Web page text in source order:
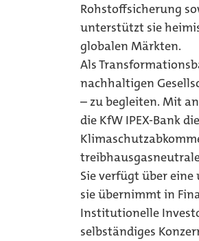
Rohstoffsicherung
unterstützt sie
globalen Märkten.
Als
nachhaltigen
– zu begleiten. Mit
die KfW IPEX-Bank
Sie verfügt über
sie übernimmt in
Institutionelle
selbständiges